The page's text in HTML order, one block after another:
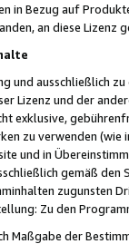
in Bezug auf
an diese Lizenz
und ausschließlich
Lizenz und der
exklusive,
zu verwenden
und in
gemäß
zugunsten
Zu den
Maßgabe der